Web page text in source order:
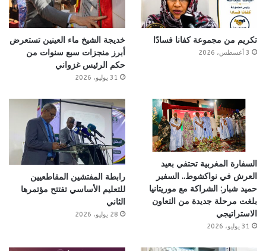
تكريم من مجموعة كفانا فسادًا
3 أغسطس، 2026
خديجة الشيخ ماء العينين تستعرض
أبرز منجزات سبع سنوات من
حكم الرئيس غزواني
31 يوليو، 2026
السفارة المغربية تحتفي بعيد
العرش في نواكشوط.. السفير
حميد شبار: الشراكة مع موريتانيا
بلغت مرحلة جديدة من التعاون
الاستراتيجي
31 يوليو، 2026
رابطة المفتشين المقاطعيين
للتعليم الأساسي تفتتح مؤتمرها
الثاني
28 يوليو، 2026